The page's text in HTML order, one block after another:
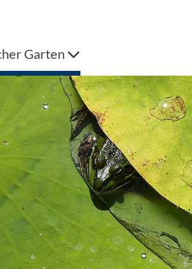
Garten